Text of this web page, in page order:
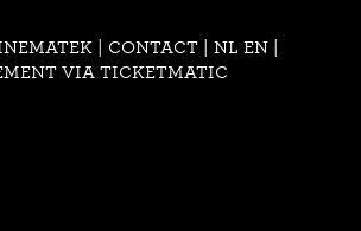
| CONTACT| NL EN
VIA TICKETMATIC